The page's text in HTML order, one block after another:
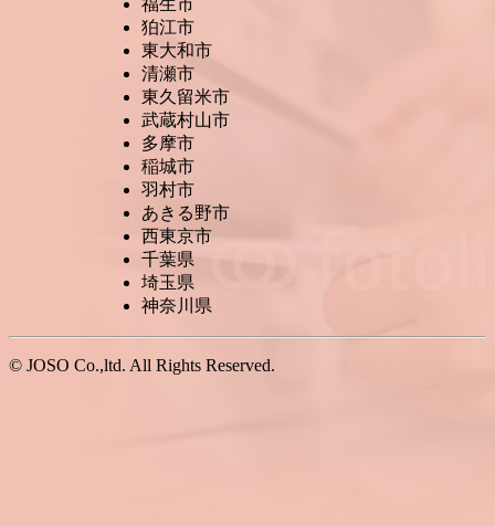
福生市
狛江市
東大和市
清瀬市
東久留米市
武蔵村山市
多摩市
稲城市
羽村市
あきる野市
西東京市
千葉県
埼玉県
神奈川県
© JOSO Co.,ltd. All Rights Reserved.